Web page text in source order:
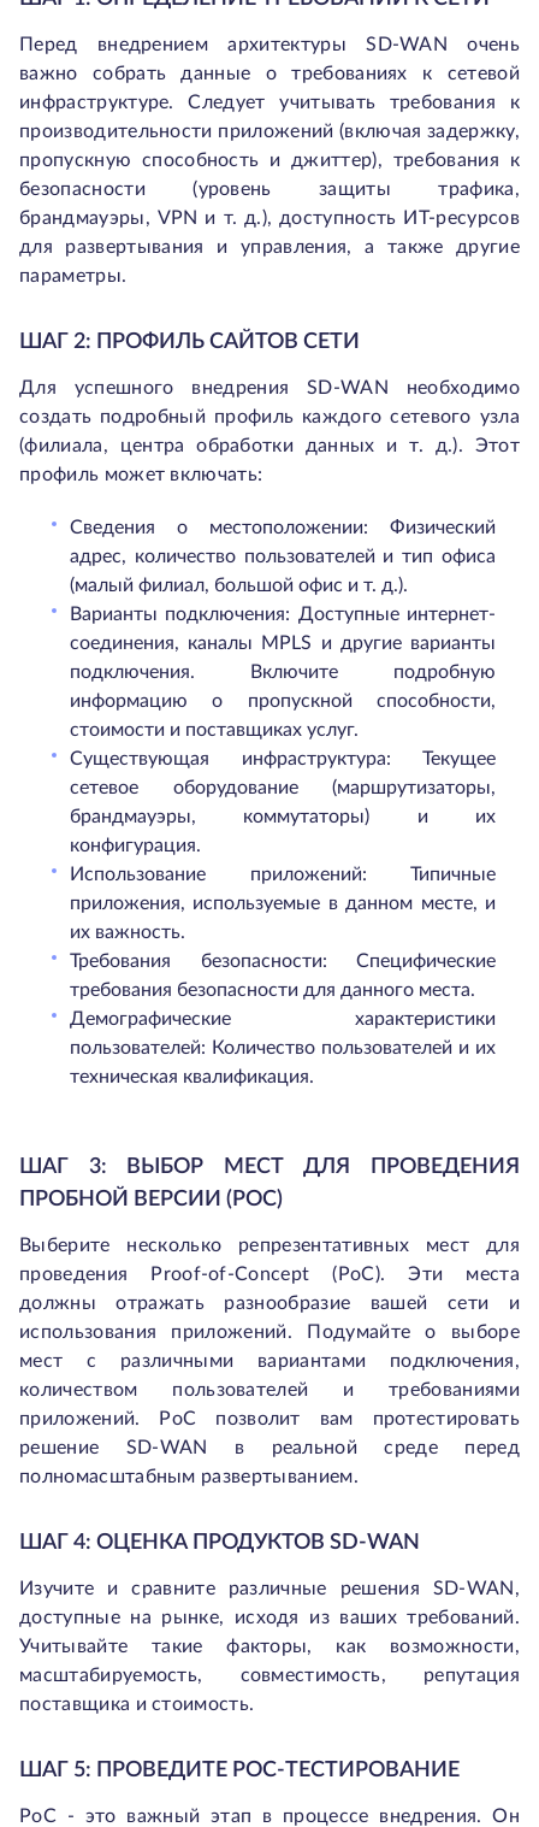
Перед внедрением архитектуры SD-WAN очень
важно собрать данные о требованиях к сетевой
инфраструктуре. Следует учитывать требования к
производительности приложений (включая задержку,
пропускную способность и джиттер), требования к
безопасности (уровень защиты трафика,
брандмауэры, VPN и т. д.), доступность ИТ-ресурсов
для развертывания и управления, а также другие
параметры.
ШАГ 2: ПРОФИЛЬ САЙТОВ СЕТИ
Для успешного внедрения SD-WAN необходимо
создать подробный профиль каждого сетевого узла
(филиала, центра обработки данных и т. д.). Этот
профиль может включать:
Сведения о местоположении: Физический
адрес, количество пользователей и тип офиса
(малый филиал, большой офис и т. д.).
Варианты подключения: Доступные интернет-
соединения, каналы MPLS и другие варианты
подключения. Включите подробную
информацию о пропускной способности,
стоимости и поставщиках услуг.
Существующая инфраструктура: Текущее
сетевое оборудование (маршрутизаторы,
брандмауэры, коммутаторы) и их
конфигурация.
Использование приложений: Типичные
приложения, используемые в данном месте, и
их важность.
Требования безопасности: Специфические
требования безопасности для данного места.
Демографические характеристики
пользователей: Количество пользователей и их
техническая квалификация.
ШАГ 3: ВЫБОР МЕСТ ДЛЯ ПРОВЕДЕНИЯ
ПРОБНОЙ ВЕРСИИ (POC)
Выберите несколько репрезентативных мест для
проведения Proof-of-Concept (PoC). Эти места
должны отражать разнообразие вашей сети и
использования приложений. Подумайте о выборе
мест с различными вариантами подключения,
количеством пользователей и требованиями
приложений. PoC позволит вам протестировать
решение SD-WAN в реальной среде перед
полномасштабным развертыванием.
ШАГ 4: ОЦЕНКА ПРОДУКТОВ SD-WAN
Изучите и сравните различные решения SD-WAN,
доступные на рынке, исходя из ваших требований.
Учитывайте такие факторы, как возможности,
масштабируемость, совместимость, репутация
поставщика и стоимость.
ШАГ 5: ПРОВЕДИТЕ POC-ТЕСТИРОВАНИЕ
PoC - это важный этап в процессе внедрения. Он